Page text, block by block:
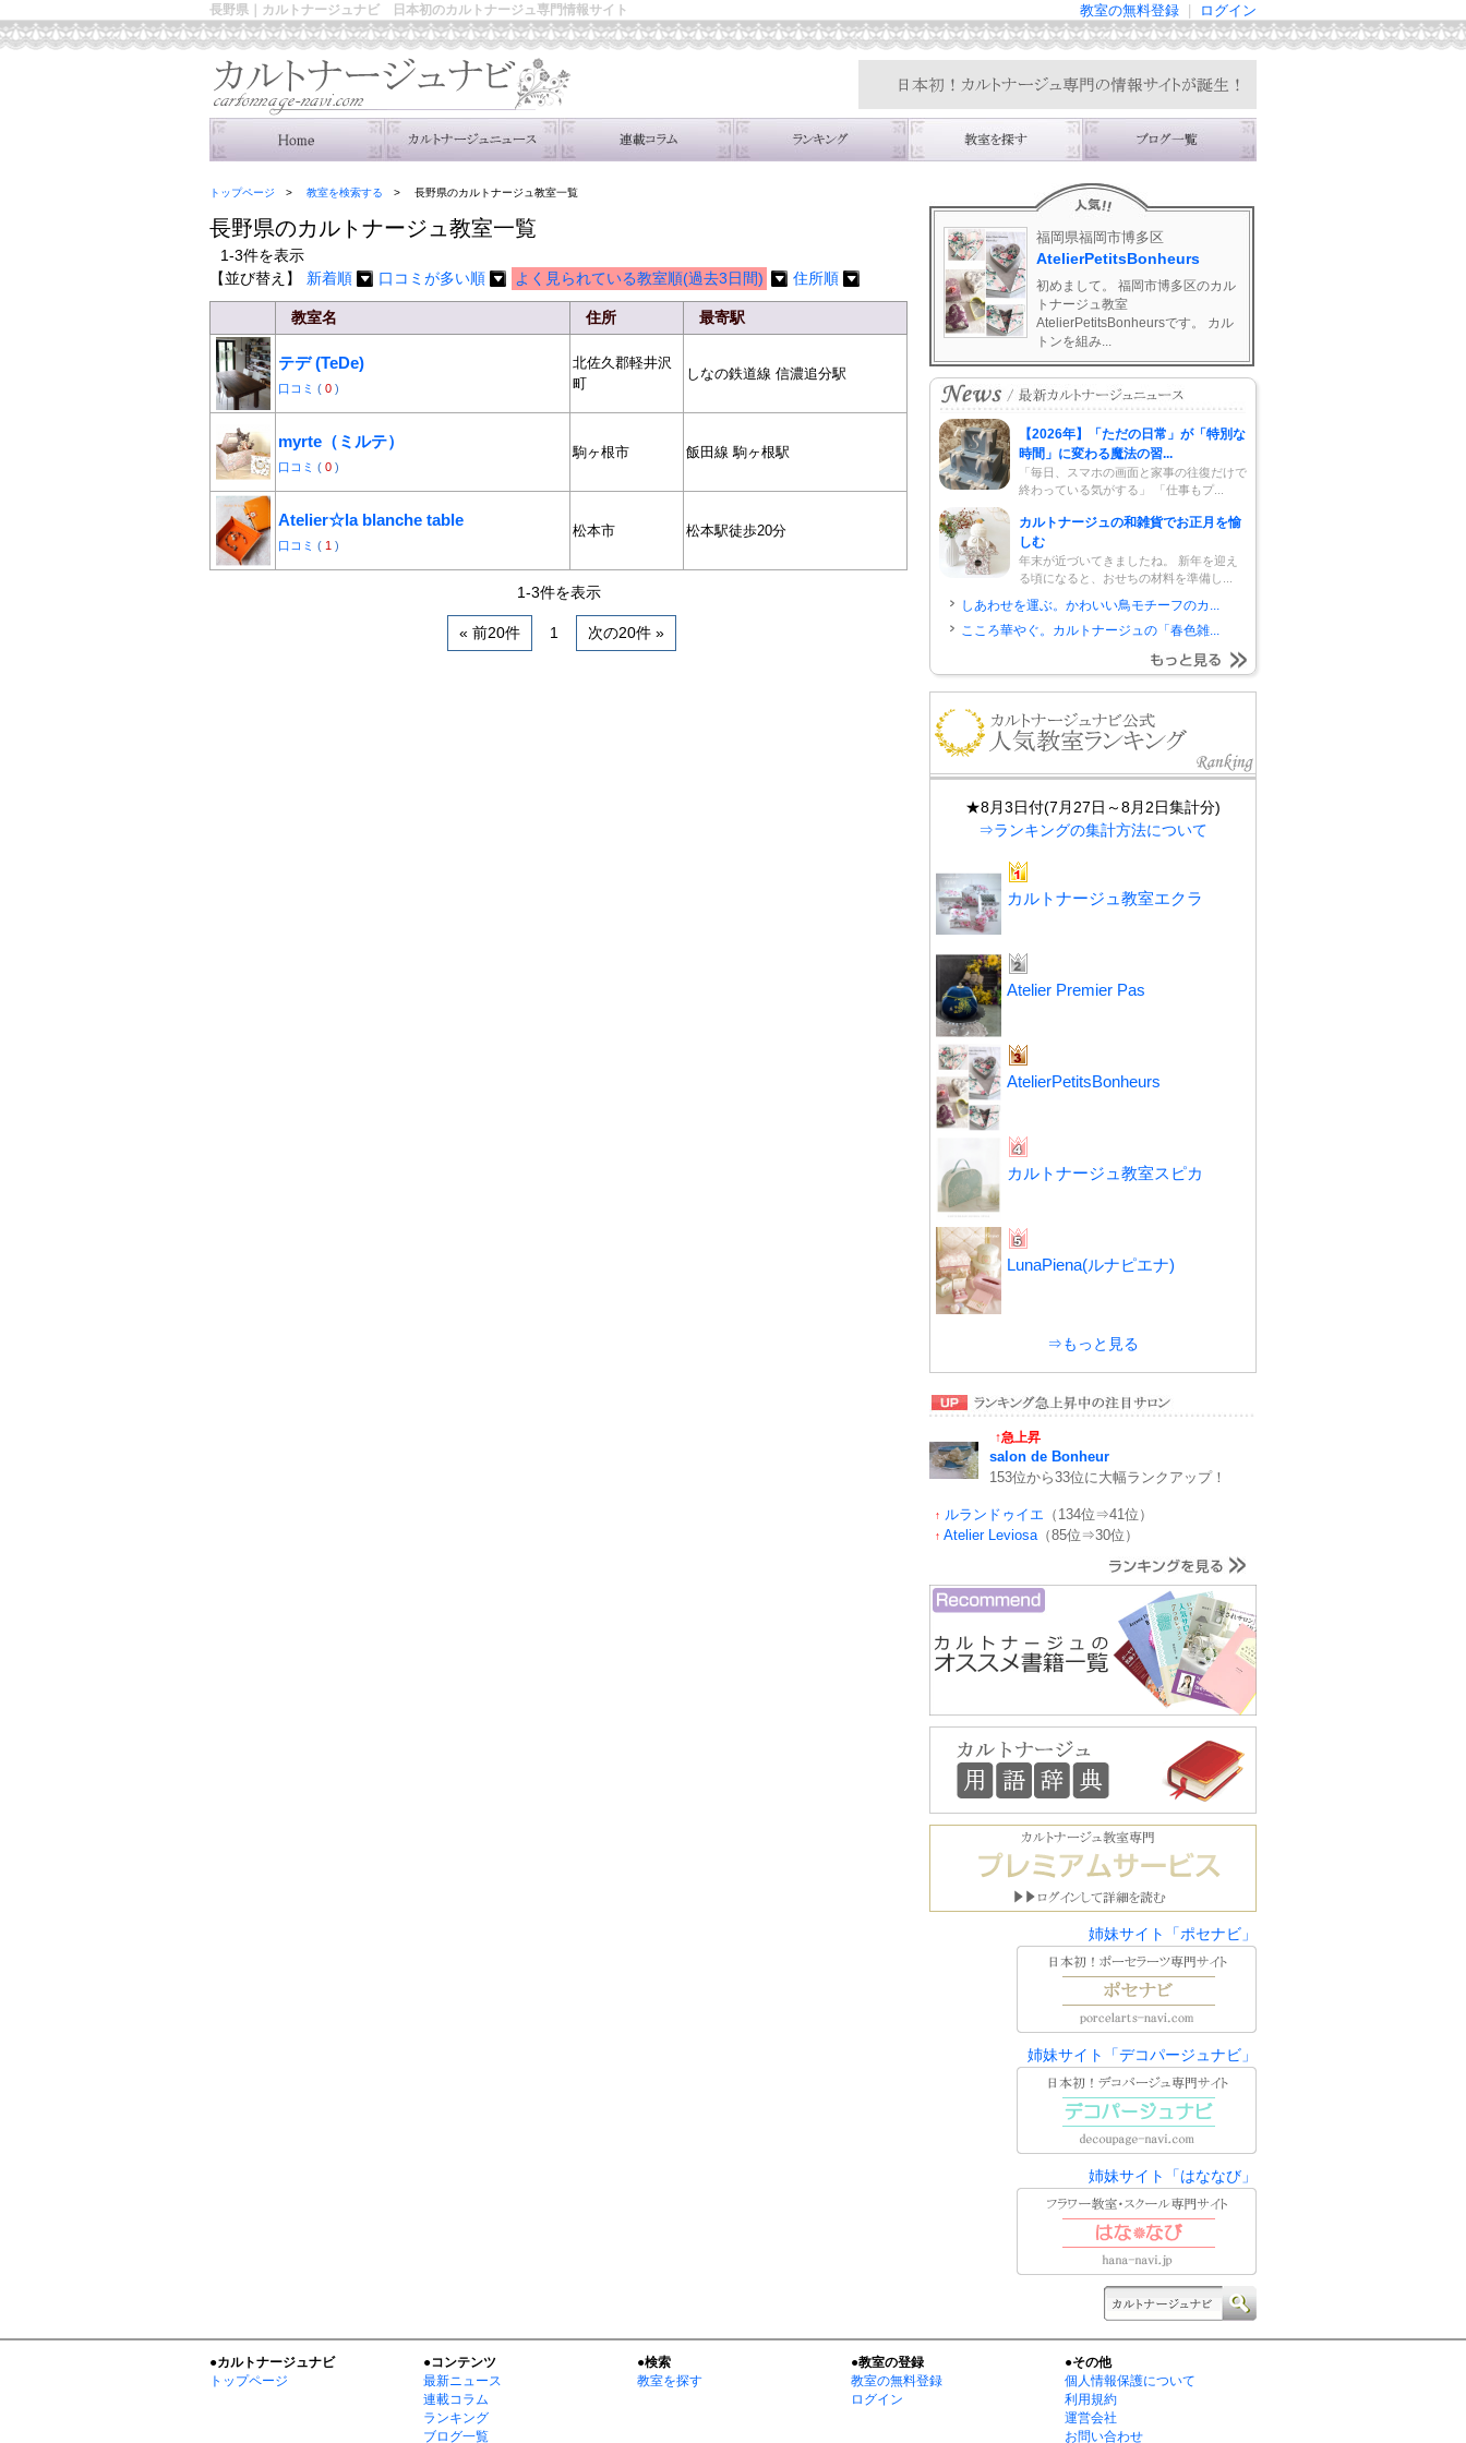
長野県｜カルトナージュナビ 日本初のカルトナージュ専門情報サイト ログイン
教室の無料登録
トップページ 教室を検索する 長野県のカルトナージュ教室一覧
長野県のカルトナージュ教室一覧
1-3件を表示
【並び替え】
新着順 口コミが多い順 よく見られている教室順(過去3日間) 住所順
教室名 住所 最寄駅
テデ (TeDe)
口コミ ( 0 )
北佐久郡軽井沢
町
しなの鉄道線 信濃追分駅
myrte（ミルテ）
口コミ ( 0 )
駒ヶ根市 飯田線 駒ヶ根駅
Atelier☆la blanche table
口コミ ( 1 )
松本市 松本駅徒歩20分
1-3件を表示
« 前20件 1 次の20件 »
福岡県福岡市博多区
AtelierPetitsBonheurs
初めまして。 福岡市博多区のカル
トナージュ教室
AtelierPetitsBonheursです。 カル
トンを組み...
【2026年】「ただの日常」が「特別な
時間」に変わる魔法の習...
「毎日、スマホの画面と家事の往復だけで
終わっている気がする」 「仕事もプ...
カルトナージュの和雑貨でお正月を愉
しむ
年末が近づいてきましたね。 新年を迎え
る頃になると、おせちの材料を準備し...
しあわせを運ぶ。かわいい鳥モチーフのカ...
こころ華やぐ。カルトナージュの「春色雑...
★8月3日付(7月27日～8月2日集計分)
⇒ランキングの集計方法について
カルトナージュ教室エクラ
Atelier Premier Pas
AtelierPetitsBonheurs
カルトナージュ教室スピカ
LunaPiena(ルナピエナ)
⇒もっと見る
↑急上昇
salon de Bonheur
153位から33位に大幅ランクアップ！
↑ ルランドゥイエ （134位⇒41位）
↑ Atelier Leviosa（85位⇒30位）
姉妹サイト「ポセナビ」
姉妹サイト「デコパージュナビ」
姉妹サイト「はななび」
●カルトナージュナビ
トップページ
●コンテンツ
最新ニュース
連載コラム
ランキング
ブログ一覧
●検索
教室を探す
●教室の登録
教室の無料登録
ログイン
●その他
個人情報保護について
利用規約
運営会社
お問い合わせ